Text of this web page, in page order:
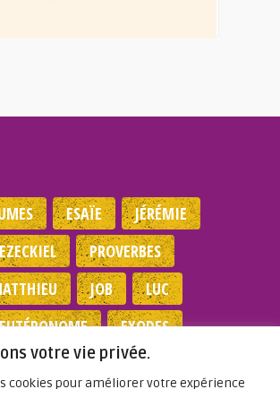
votre vie privée.
cookies pour améliorer votre expérience
ESAÏE
JÉRÉMIE
PROVERBES
JOB
LUC
EXODES
JEAN 1 SAMUEL